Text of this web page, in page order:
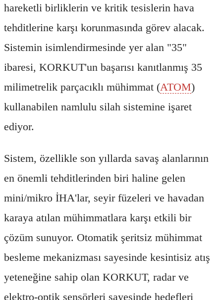
hareketli birliklerin ve kritik tesislerin hava
tehditlerine karşı korunmasında görev alacak.
Sistemin isimlendirmesinde yer alan "35"
ibaresi, KORKUT'un başarısı kanıtlanmış 35
milimetrelik parçacıklı mühimmat (ATOM)
kullanabilen namlulu silah sistemine işaret
ediyor.
Sistem, özellikle son yıllarda savaş alanlarının
en önemli tehditlerinden biri haline gelen
mini/mikro İHA'lar, seyir füzeleri ve havadan
karaya atılan mühimmatlara karşı etkili bir
çözüm sunuyor. Otomatik şeritsiz mühimmat
besleme mekanizması sayesinde kesintisiz atış
yeteneğine sahip olan KORKUT, radar ve
elektro-optik sensörleri sayesinde hedefleri